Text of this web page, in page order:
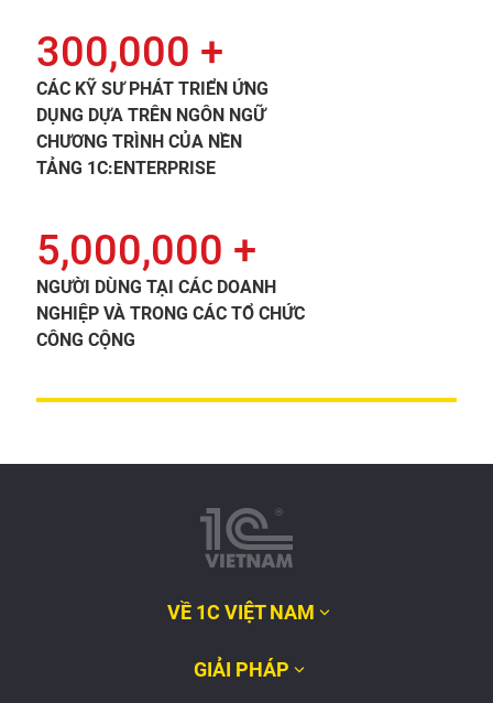
300,000 +
CÁC KỸ SƯ PHÁT TRIỂN ỨNG
DỤNG DỰA TRÊN NGÔN NGỮ
CHƯƠNG TRÌNH CỦA NỀN
TẢNG 1C:ENTERPRISE
5,000,000 +
NGƯỜI DÙNG TẠI CÁC DOANH
NGHIỆP VÀ TRONG CÁC TỔ CHỨC
CÔNG CỘNG
VỀ 1C VIỆT NAM
GIẢI PHÁP